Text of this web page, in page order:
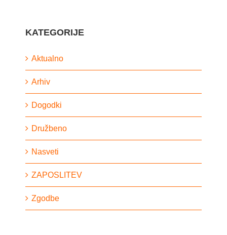
KATEGORIJE
Aktualno
Arhiv
Dogodki
Družbeno
Nasveti
ZAPOSLITEV
Zgodbe